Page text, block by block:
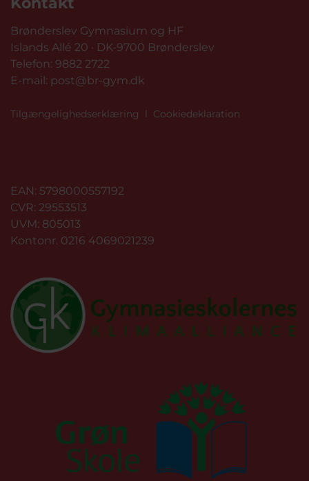
Brønderslev Gymnasium og HF
Islands Allé 20 · DK-9700 Brønderslev
Telefon: 9882 2722
E-mail: post@br-gym.dk
Tilgængelighedserklæring l Cookiedeklaration
EAN: 5798000557192
CVR: 29553513
UVM: 805013
Kontonr. 0216 4069021239